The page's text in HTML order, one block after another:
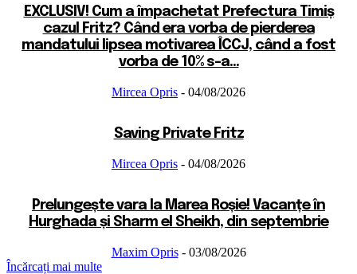
EXCLUSIV! Cum a împachetat Prefectura Timiș
cazul Fritz? Când era vorba de pierderea
mandatului lipsea motivarea ÎCCJ, când a fost
vorba de 10% s-a...
Mircea Opris - 04/08/2026
Saving Private Fritz
Mircea Opris - 04/08/2026
Prelungește vara la Marea Roșie! Vacanțe în
Hurghada și Sharm el Sheikh, din septembrie
Maxim Opris - 03/08/2026
Încărcați mai multe